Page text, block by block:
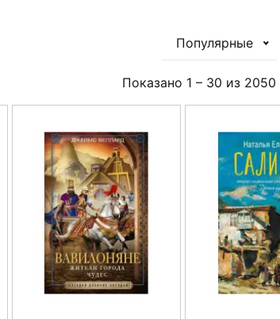
Популярные
Показано 1 – 30 из 2050